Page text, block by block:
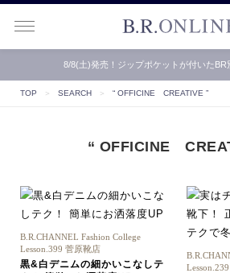
8/8(土)発売！ジップポケットが付いたBR
TOP ＞ SEARCH ＞ “ OFFICINE CREATIVE ”
“ OFFICINE
B.R.CHANNEL Fashion College
Lesson.399 菅原靴店
黒&白デニムの細かいこなしテ